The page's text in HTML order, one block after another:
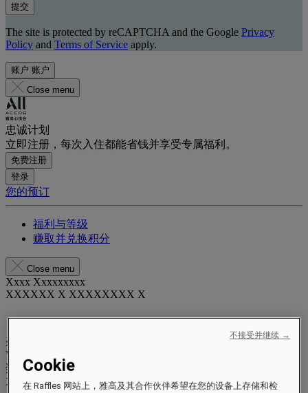
提交
The site is protected by reCAPTCHA and the Google Privacy
Policy and Terms of Service apply.
账户 账户
Close menu
忠诚计划
立即注册，每次入住都能省钱并享受专属福利。
免费注册
登录
您的预订
福利与等级
赚取并兑换积分
Close menu
Xxxx Xxxxxxxxx
XXXXXX X XXXXXXXX X
xxxxxxxx
Valid until
奖励积分
XXXpts
Cookie
在 Raffles 网站上，雅高及其合作伙伴希望在您的设备上存储和检
不接受并继续 →